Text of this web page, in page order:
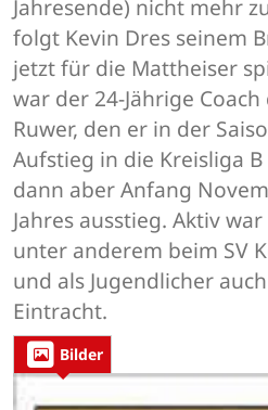
Jahresende) nicht mehr
folgt Kevin Dres seinem
jetzt für die Mattheiser
war der 24-Jährige
Ruwer, den er in der
Aufstieg in die Kreisliga
dann aber Anfang
Jahres ausstieg. Aktiv
unter anderem beim SV
und als Jugendlicher
Eintracht.
Bilder